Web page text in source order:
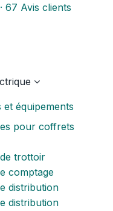
· 67 Avis clients
et équipements
pour coffrets
trottoir
comptage
distribution
distribution